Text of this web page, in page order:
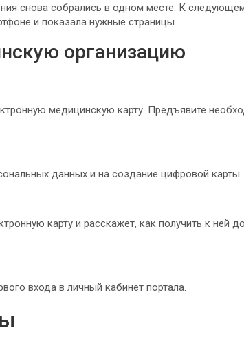
снова собрались в одном месте. К
и показала нужные страницы.
организацию
медицинскую карту. Предъявите
данных и на создание цифровой карты.
карту и расскажет, как получить к ней
входа в личный кабинет портала.